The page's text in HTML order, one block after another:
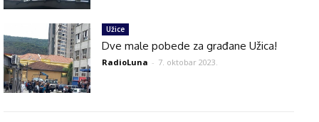
Užice
Dve male pobede za građane Užica!
RadioLuna - 7. oktobar 2023.